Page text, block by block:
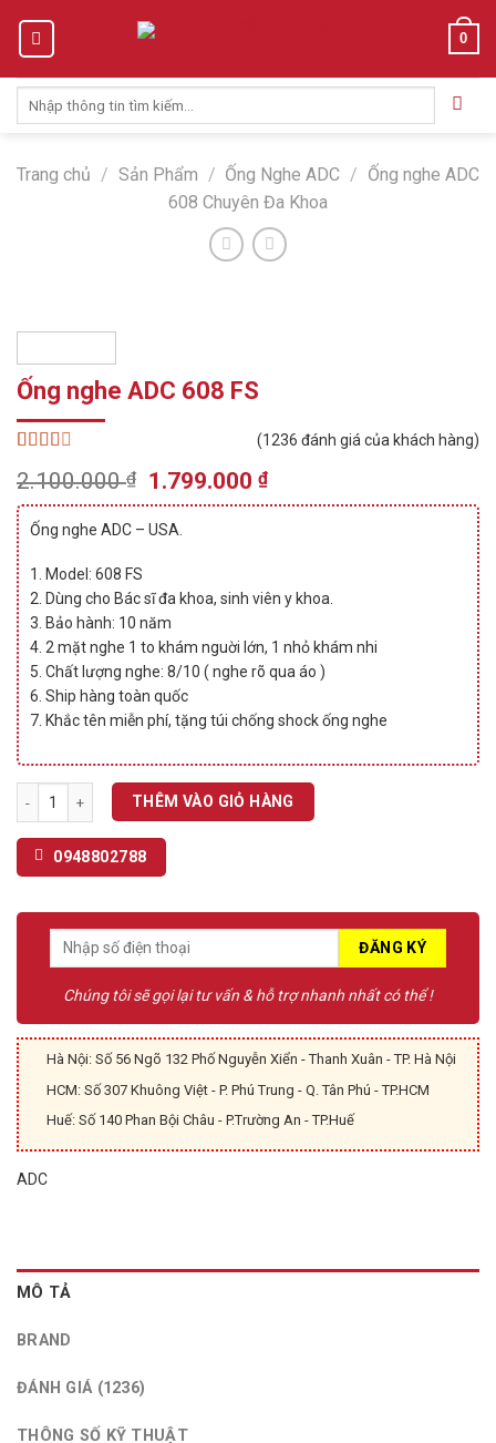
0
kiếm:
Trang chủ / Sản Phẩm / Ống Nghe ADC / Ống nghe ADC
608 Chuyên Đa Khoa
Ống nghe ADC 608 FS
trên 5
dựa
trên
đánh
giá
(1236 đánh giá của khách hàng)
2.100.000₫
Original
price
was:
1.799.000₫Current
price
Ống nghe ADC – USA.
1. Model: 608 FS
2. Dùng cho Bác sĩ đa khoa, sinh viên y khoa.
3. Bảo hành: 10 năm
4. 2 mặt nghe 1 to khám nguời lớn, 1 nhỏ khám nhi
5. Chất lượng nghe: 8/10 ( nghe rõ qua áo )
6. Ship hàng toàn quốc
7. Khắc tên miễn phí, tặng túi chống shock ống nghe
Ống nghe ADC 608 FS số lượng
THÊM VÀO GIỎ HÀNG
0948802788
Chúng tôi sẽ gọi lại tư vấn & hỗ trợ nhanh nhất có thể !
Hà Nội: Số 56 Ngõ 132 Phố Nguyễn Xiển - Thanh Xuân - TP. Hà Nội
HCM: Số 307 Khuông Việt - P. Phú Trung - Q. Tân Phú - TP.HCM
Huế: Số 140 Phan Bội Châu - P.Trường An - TP.Huế
ADC
MÔ TẢ
BRAND
ĐÁNH GIÁ (1236)
THÔNG SỐ KỸ THUẬT